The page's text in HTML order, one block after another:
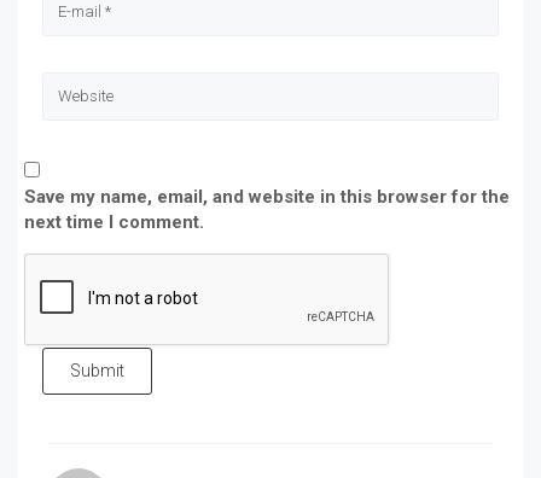
Save my name, email, and website in this browser for the
next time I comment.
Submit